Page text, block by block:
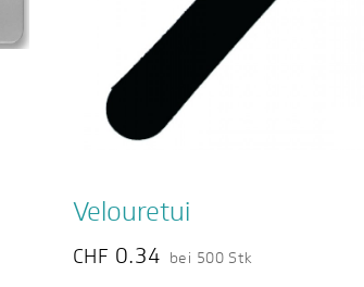
Velouretui
CHF 0.34 bei 500 Stk